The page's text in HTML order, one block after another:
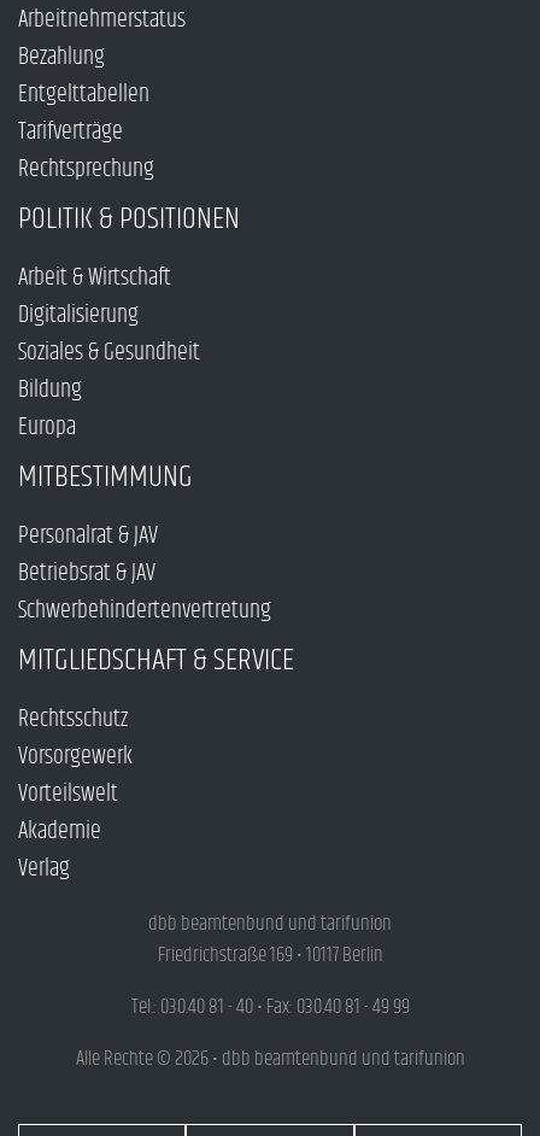
Arbeitnehmerstatus
Bezahlung
Entgelttabellen
Tarifverträge
Rechtsprechung
POLITIK & POSITIONEN
Arbeit & Wirtschaft
Digitalisierung
Soziales & Gesundheit
Bildung
Europa
MITBESTIMMUNG
Personalrat & JAV
Betriebsrat & JAV
Schwerbehindertenvertretung
MITGLIEDSCHAFT & SERVICE
Rechtsschutz
Vorsorgewerk
Vorteilswelt
Akademie
Verlag
dbb beamtenbund und tarifunion
Friedrichstraße 169 • 10117 Berlin
Tel.: 030.40 81 - 40 • Fax: 030.40 81 - 49 99
Alle Rechte © 2026 • dbb beamtenbund und tarifunion